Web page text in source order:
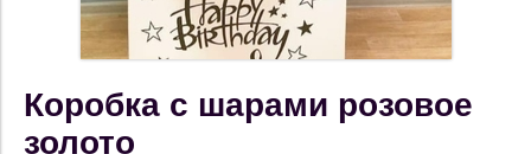
Коробка с шарами розовое
золото